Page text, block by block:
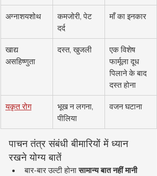
अग्नाशयशोथ
कमजोरी, पेट
दर्द
माँ का इनकार
खाद्य
असहिष्णुता
दस्त, खुजली
एक विशेष
फार्मूला दूध
पिलाने के बाद
दस्त होना
यकृत रोग
भूख न लगना,
पीलिया
वजन घटाना
पाचन तंत्र संबंधी बीमारियों में ध्यान
रखने योग्य बातें
बार-बार उल्टी होना सामान्य बात नहीं मानी